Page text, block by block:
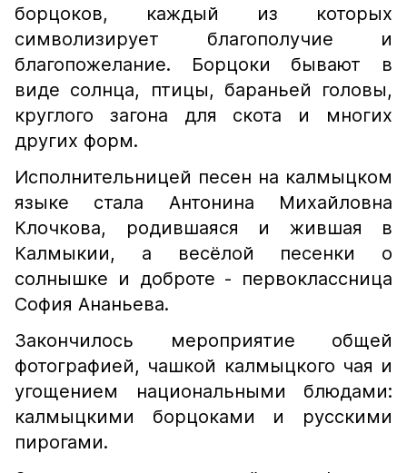
борцоков, каждый из которых
символизирует благополучие и
благопожелание. Борцоки бывают в
виде солнца, птицы, бараньей головы,
круглого загона для скота и многих
других форм.
Исполнительницей песен на калмыцком
языке стала Антонина Михайловна
Клочкова, родившаяся и жившая в
Калмыкии, а весёлой песенки о
солнышке и доброте - первоклассница
София Ананьева.
Закончилось мероприятие общей
фотографией, чашкой калмыцкого чая и
угощением национальными блюдами:
калмыцкими борцоками и русскими
пирогами.